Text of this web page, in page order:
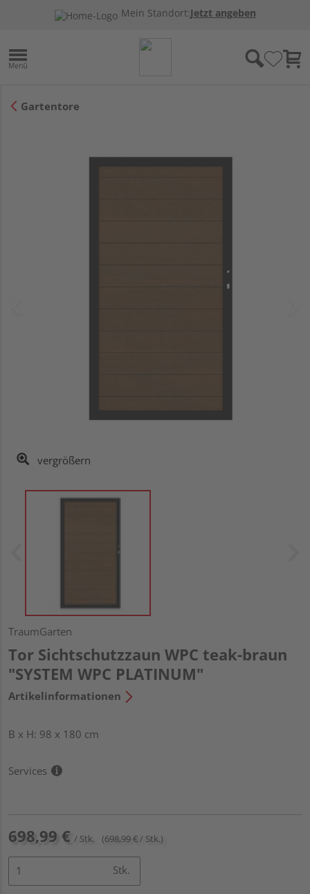
Mein Standort:Jetzt angeben
Gartentore
vergrößern
TraumGarten
Tor Sichtschutzzaun WPC teak-braun
"SYSTEM WPC PLATINUM"
Artikelinformationen
B x H: 98 x 180 cm
Services
698,99 € / Stk. (698,99 € / Stk.)
Stk.